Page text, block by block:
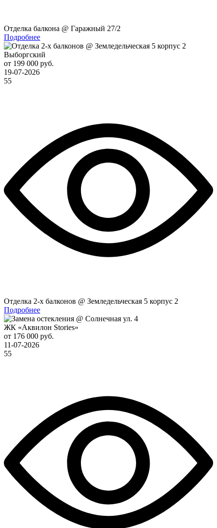
Отделка балкона @ Гаражный 27/2
Подробнее
Выборгский
от 199 000 руб.
19-07-2026
55
Отделка 2-x балконов @ Земледельческая 5 корпус 2
Подробнее
ЖК «Аквилон Stories»
от 176 000 руб.
11-07-2026
55